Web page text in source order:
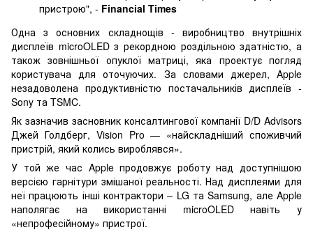
пристрою", - Financial Times
Одна з основних складнощів - виробництво внутрішніх
дисплеїв microOLED з рекордною роздільною здатністю, а
також зовнішньої опуклої матриці, яка проектує погляд
користувача для оточуючих. За словами джерел, Apple
незадоволена продуктивністю постачальників дисплеїв -
Sony та TSMC.
Як зазначив засновник консалтингової компанії D/D Advisors
Джей Голдберг, Vision Pro — «найскладніший споживчий
пристрій, який колись вироблявся».
У той же час Apple продовжує роботу над доступнішою
версією гарнітури змішаної реальності. Над дисплеями для
неї працюють інші контрактори – LG та Samsung, але Apple
наполягає на використанні microOLED навіть у
«непрофесійному» пристрої.